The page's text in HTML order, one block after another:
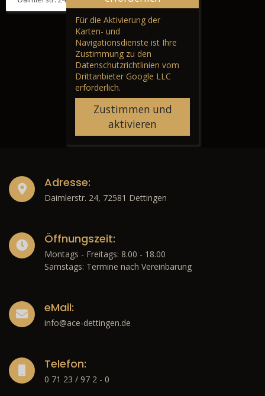
Für die Aktivierung der
Karten- und
Navigationsdienste ist Ihre
Zustimmung zu den
Datenschutzrichtlinien vom
Drittanbieter Google LLC
erforderlich.
Zustimmen und
aktivieren
Adresse:
Daimlerstr. 24, 72581 Dettingen
Öffnungszeit:
Montags - Freitags: 8.00 - 18.00
Samstags: Termine nach Vereinbarung
eMail:
info@ace-dettingen.de
Telefon:
0 71 23 / 97 2 - 0